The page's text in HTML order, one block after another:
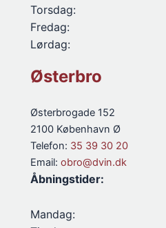
Torsdag:
Fredag:
Lørdag:
Østerbro
Østerbrogade 152
2100 København Ø
Telefon: 35 39 30 20
Email: obro@dvin.dk
Åbningstider:
Mandag: